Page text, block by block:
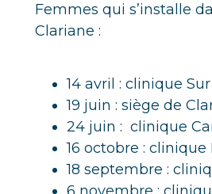
Femmes qui s’installe
Clariane :
14 avril : clinique
19 juin : siège de
24 juin : clinique
16 octobre :
18 septembre :